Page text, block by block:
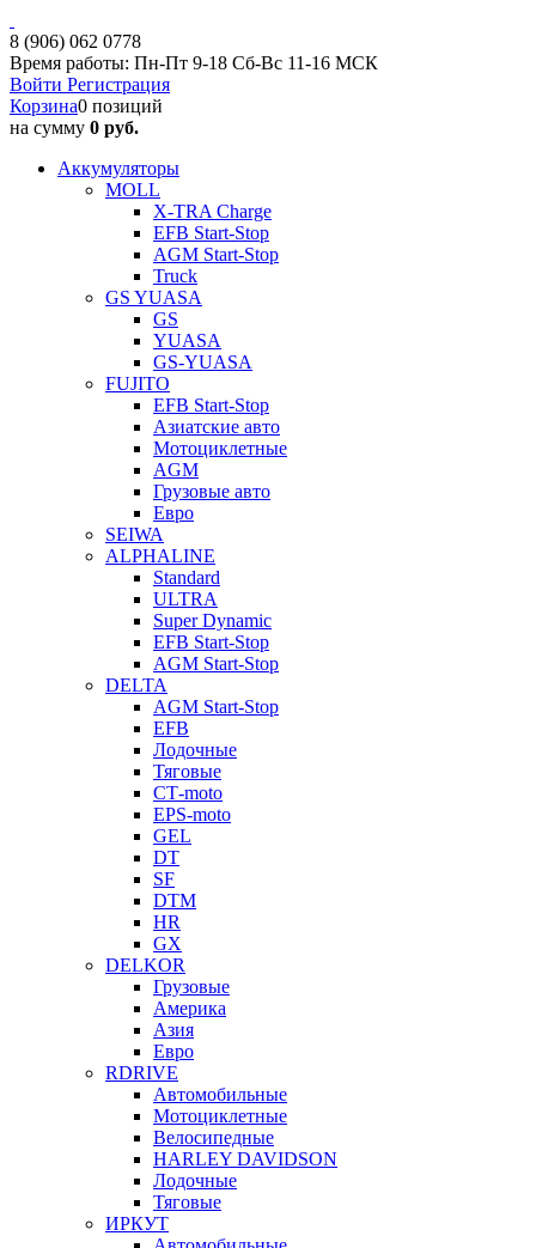
8 (906) 062 0778
Время работы: Пн-Пт 9-18 Сб-Вс 11-16 МСК
Войти Регистрация
Корзина0 позиций
на сумму 0 руб.
Аккумуляторы
MOLL
X-TRA Charge
EFB Start-Stop
AGM Start-Stop
Truck
GS YUASA
GS
YUASA
GS-YUASA
FUJITO
EFB Start-Stop
Азиатские авто
Мотоциклетные
AGM
Грузовые авто
Евро
SEIWA
ALPHALINE
Standard
ULTRA
Super Dynamic
EFB Start-Stop
AGM Start-Stop
DELTA
AGM Start-Stop
EFB
Лодочные
Тяговые
СТ-moto
EPS-moto
GEL
DT
SF
DTM
HR
GX
DELKOR
Грузовые
Америка
Азия
Евро
RDRIVE
Автомобильные
Мотоциклетные
Велосипедные
HARLEY DAVIDSON
Лодочные
Тяговые
ИРКУТ